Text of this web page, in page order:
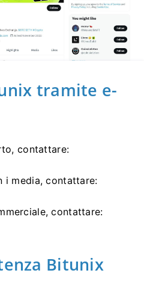
tramite e-
contattare:
i media, contattare:
contattare:
Bitunix